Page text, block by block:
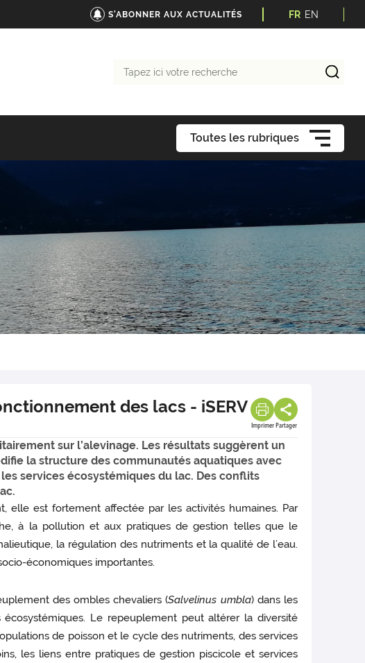
S'ABONNER AUX ACTUALITÉS FR EN
Toutes les rubriques
des lacs - iSERV
Imprimer Partager
sur l’alevinage. Les résultats suggèrent un
la structure des communautés aquatiques avec
services écosystémiques du lac. Des conflits
elle est fortement affectée par les activités humaines. Par
à la pollution et aux pratiques de gestion telles que le
la régulation des nutriments et la qualité de l’eau.
économiques importantes.
des ombles chevaliers (Salvelinus umbla) dans les
Le repeuplement peut altérer la diversité
de poisson et le cycle des nutriments, des services
les liens entre pratiques de gestion piscicole et services